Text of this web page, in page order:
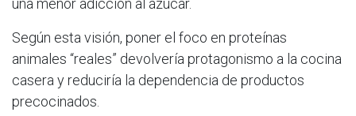
Según esta visión, poner el foco en proteínas
animales “reales” devolvería protagonismo a la cocina
casera y reduciría la dependencia de productos
precocinados.